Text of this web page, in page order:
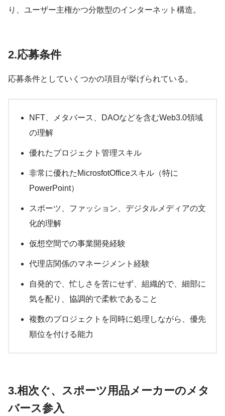
り、ユーザー主権かつ分散型のインターネット構造。
2.応募条件
応募条件としていくつかの項目が挙げられている。
NFT、メタバース、DAOなどを含むWeb3.0領域
の理解
優れたプロジェクト管理スキル
非常に優れたMicrosfotOfficeスキル（特に
PowerPoint）
スポーツ、ファッション、デジタルメディアの文
化的理解
仮想空間での事業開発経験
代理店関係のマネージメント経験
自発的で、忙しさを苦にせず、組織的で、細部に
気を配り、協調的で柔軟であること
複数のプロジェクトを同時に処理しながら、優先
順位を付ける能力
3.相次ぐ、スポーツ用品メーカーのメタ
バース参入